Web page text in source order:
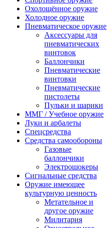
Охолощённое оружие
Холодное оружие
Пневматическое оружие
Аксессуары для
пневматических
винтовок
Баллончики
Пневматические
винтовки
Пневматические
пистолеты
Пульки и шарики
ММГ / Учебное оружие
Луки и арбалеты
Спецсредства
Средства самообороны
Газовые
баллончики
Электрошокеры
Сигнальные средства
Оружие имеющее
культурную ценность
Метательное и
другое оружие
Милитария